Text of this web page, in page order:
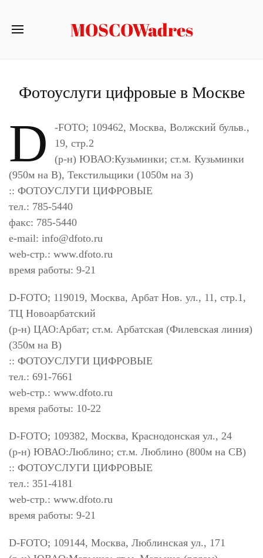
MOSCOWadres
Фотоуслуги цифровые в Москве
D
-FOTO; 109462, Москва, Волжский бульв.,
19, стр.2
(р-н) ЮВАО:Кузьминки; ст.м. Кузьминки
(950м на В), Текстильщики (1050м на З)
:: ФОТОУСЛУГИ ЦИФРОВЫЕ
тел.: 785-5440
факс: 785-5440
e-mail: info@dfoto.ru
web-стр.: www.dfoto.ru
время работы: 9-21
D-FOTO; 119019, Москва, Арбат Нов. ул., 11, стр.1,
ТЦ Новоарбатский
(р-н) ЦАО:Арбат; ст.м. Арбатская (Филевская линия)
(350м на В)
:: ФОТОУСЛУГИ ЦИФРОВЫЕ
тел.: 691-7661
web-стр.: www.dfoto.ru
время работы: 10-22
D-FOTO; 109382, Москва, Краснодонская ул., 24
(р-н) ЮВАО:Люблино; ст.м. Люблино (800м на СВ)
:: ФОТОУСЛУГИ ЦИФРОВЫЕ
тел.: 351-4181
web-стр.: www.dfoto.ru
время работы: 9-21
D-FOTO; 109144, Москва, Люблинская ул., 171